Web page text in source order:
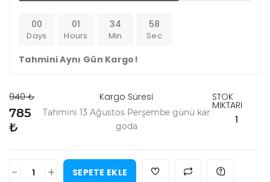
00
Days
01
Hours
34
Min
58
Sec
Tahmini Aynı Gün Kargo!
940 ₺
785
₺
Kargo Süresi
Tahmini 13 Ağustos Perşembe günü kar
goda
STOK
MİKTARI
1
- +
SEPETE EKLE